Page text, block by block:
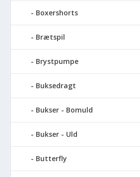
Boxershorts
Brætspil
Brystpumpe
Buksedragt
Bukser - Bomuld
Bukser - Uld
Butterfly